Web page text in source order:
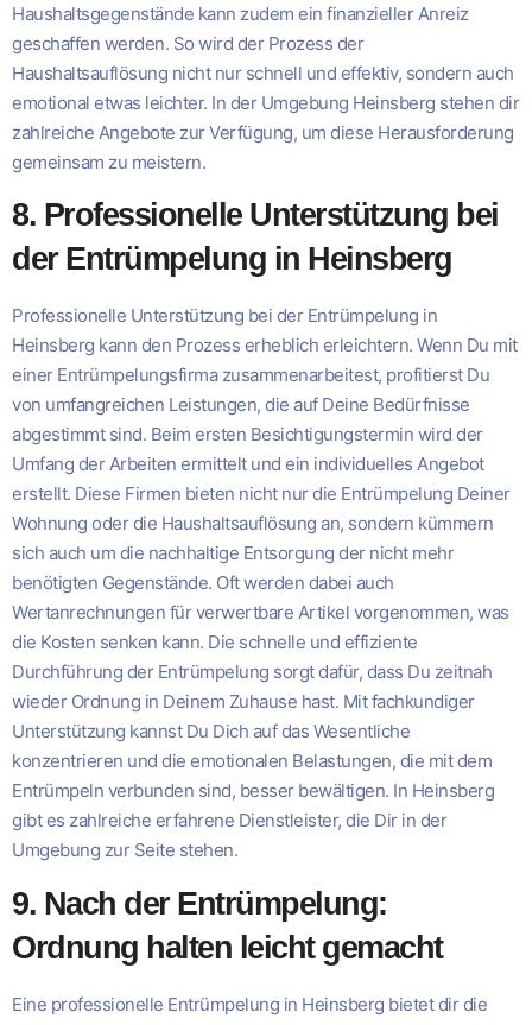
Haushaltsgegenstände kann zudem ein finanzieller Anreiz
geschaffen werden. So wird der Prozess der
Haushaltsauflösung nicht nur schnell und effektiv, sondern auch
emotional etwas leichter. In der Umgebung Heinsberg stehen dir
zahlreiche Angebote zur Verfügung, um diese Herausforderung
gemeinsam zu meistern.
8. Professionelle Unterstützung bei
der Entrümpelung in Heinsberg
Professionelle Unterstützung bei der Entrümpelung in
Heinsberg kann den Prozess erheblich erleichtern. Wenn Du mit
einer Entrümpelungsfirma zusammenarbeitest, profitierst Du
von umfangreichen Leistungen, die auf Deine Bedürfnisse
abgestimmt sind. Beim ersten Besichtigungstermin wird der
Umfang der Arbeiten ermittelt und ein individuelles Angebot
erstellt. Diese Firmen bieten nicht nur die Entrümpelung Deiner
Wohnung oder die Haushaltsauflösung an, sondern kümmern
sich auch um die nachhaltige Entsorgung der nicht mehr
benötigten Gegenstände. Oft werden dabei auch
Wertanrechnungen für verwertbare Artikel vorgenommen, was
die Kosten senken kann. Die schnelle und effiziente
Durchführung der Entrümpelung sorgt dafür, dass Du zeitnah
wieder Ordnung in Deinem Zuhause hast. Mit fachkundiger
Unterstützung kannst Du Dich auf das Wesentliche
konzentrieren und die emotionalen Belastungen, die mit dem
Entrümpeln verbunden sind, besser bewältigen. In Heinsberg
gibt es zahlreiche erfahrene Dienstleister, die Dir in der
Umgebung zur Seite stehen.
9. Nach der Entrümpelung:
Ordnung halten leicht gemacht
Eine professionelle Entrümpelung in Heinsberg bietet dir die